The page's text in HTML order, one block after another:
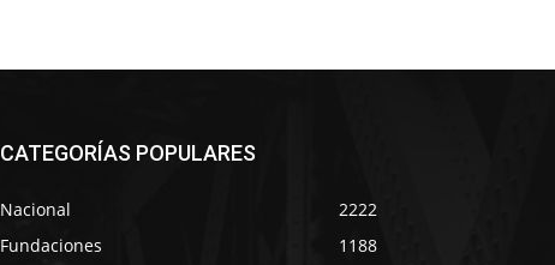
CATEGORÍAS POPULARES
Nacional
2222
Fundaciones
1188